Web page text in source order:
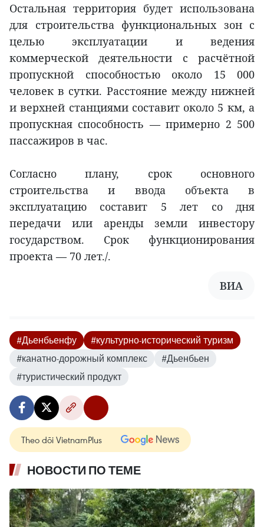
Остальная территория будет использована
для строительства функциональных зон с
целью эксплуатации и ведения
коммерческой деятельности с расчётной
пропускной способностью около 15 000
человек в сутки. Расстояние между нижней
и верхней станциями составит около 5 км, а
пропускная способность — примерно 2 500
пассажиров в час.
Согласно плану, срок основного
строительства и ввода объекта в
эксплуатацию составит 5 лет со дня
передачи или аренды земли инвестору
государством. Срок функционирования
проекта — 70 лет./.
ВИА
#Дьенбьенфу
#культурно-исторический туризм
#канатно-дорожный комплекс
#Дьенбьен
#туристический продукт
Theo dõi VietnamPlus
НОВОСТИ ПО ТЕМЕ